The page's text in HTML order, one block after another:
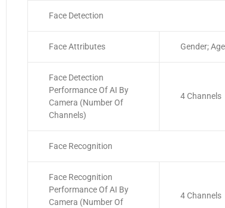
Face Detection
Face Attributes Gender;
Face Detection
Performance Of AI By
Camera (Number Of
Channels)
4 Channels
Face Recognition
Face Recognition
Performance Of AI By
Camera (Number Of
4 Channels